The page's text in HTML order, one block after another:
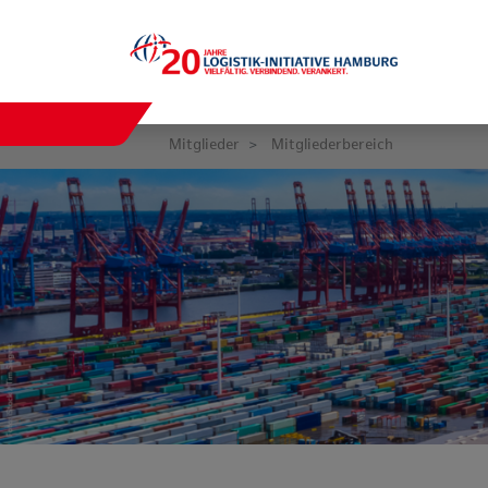
Mitglieder Mitgliederbereich